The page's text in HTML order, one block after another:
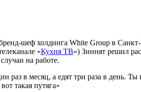
шеф холдинга White Group в Санкт-
«Кухня ТВ») Зиннят решил
на работе.
раз в месяц, а едят три раза в день.
такая путяга»